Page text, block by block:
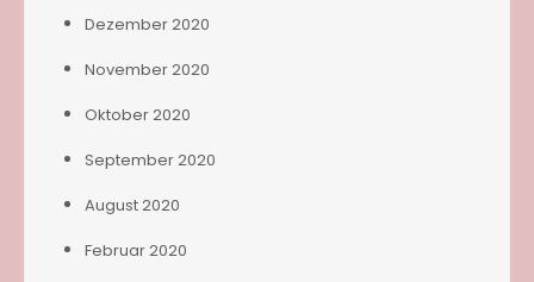
Dezember 2020
November 2020
Oktober 2020
September 2020
August 2020
Februar 2020